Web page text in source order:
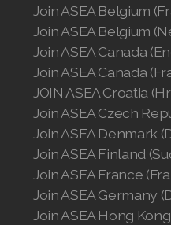
Join ASEA Belgium
Join ASEA Belgium
Join ASEA Canada
Join ASEA Canada
JOIN ASEA Croatia
Join ASEA Czech
Join ASEA Denmark
Join ASEA Finland
Join ASEA France
Join ASEA Germany
Join ASEA Hong
Join ASEA United Kingdom
Join ASEA United States
Join ASEA United States